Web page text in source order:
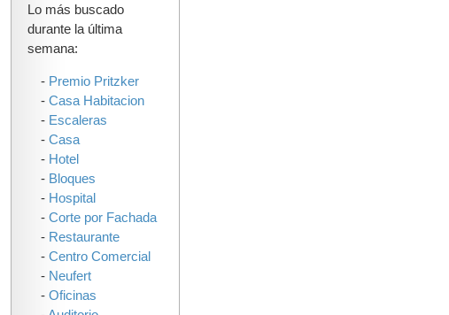
Lo más buscado
durante la última
semana:
- Premio Pritzker
- Casa Habitacion
- Escaleras
- Casa
- Hotel
- Bloques
- Hospital
- Corte por Fachada
- Restaurante
- Centro Comercial
- Neufert
- Oficinas